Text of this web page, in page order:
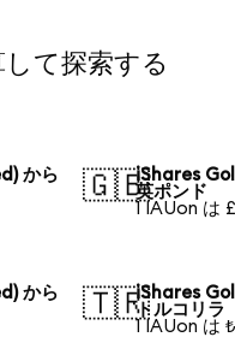
て探索する
から
🇬🇧iShares
英ポンド
1 IAUon は
から
🇹🇷iShares
トルコリラ
1 IAUon は